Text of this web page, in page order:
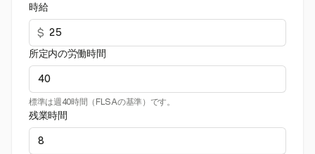
時給
$
所定内の労働時間
標準は週40時間（FLSAの基準）です。
残業時間